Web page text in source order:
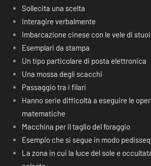
Sollecita una scelta
Interagire verbalmente
Imbarcazione cinese con le vele di
Esemplari da stampa
Un tipo particolare di posta elettronica
Una mossa degli scacchi
Passaggio tra i filari
Hanno serie difficoltà a eseguire le
matematiche
Macchina per il taglio del foraggio
Esempio che si segue in modo
La zona in cui la luce del sole e